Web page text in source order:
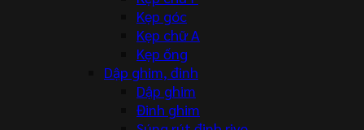
Kẹp góc
Kẹp chữ A
Kẹp ống
Dập ghim, đinh
Dập ghim
Đinh ghim